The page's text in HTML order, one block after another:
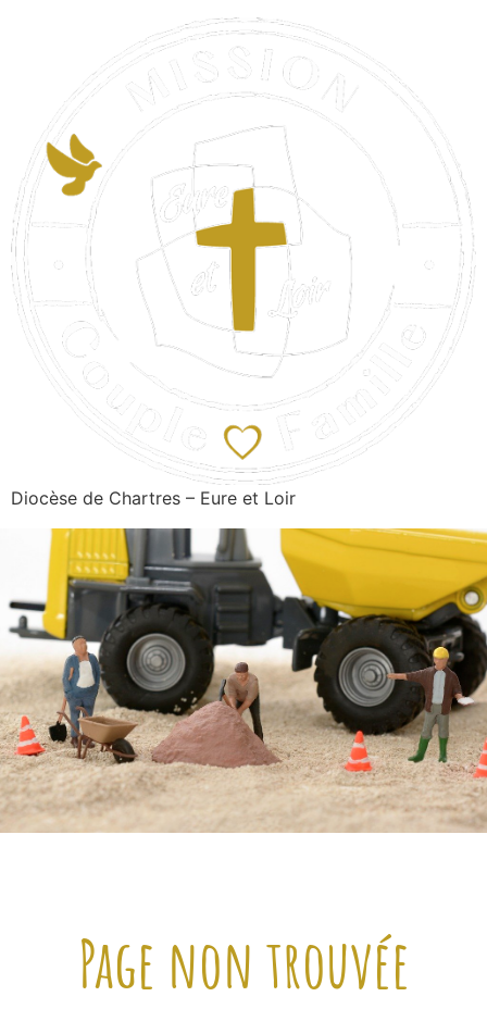
Diocèse de Chartres – Eure et Loir
Page non trouvée